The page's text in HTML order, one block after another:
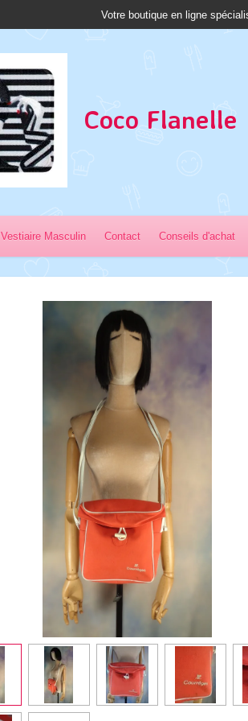
Votre boutique en ligne
Coco Flanelle
Vestiaire Masculin Contact Conseils d'achat